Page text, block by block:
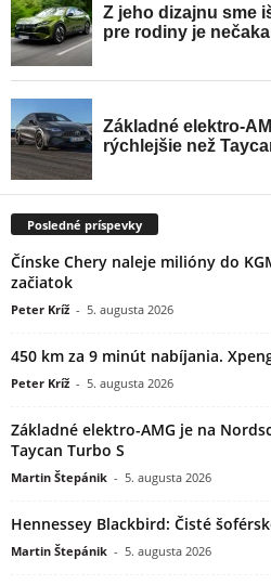
Posledné príspevky
Čínske Chery naleje milióny do
začiatok
Peter Kríž - 5. augusta 2026
450 km za 9 minút nabíjania.
Peter Kríž - 5. augusta 2026
Základné elektro-AMG je na
Taycan Turbo S
Martin Štepánik - 5. augusta 2026
Hennessey Blackbird: Čisté
Martin Štepánik - 5. augusta 2026